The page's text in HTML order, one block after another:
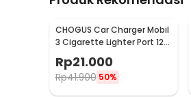
CHOGUS Car Charger Mobil
3 Cigarette Lighter Port 12V
Rp21.000
Rp41.900 50%